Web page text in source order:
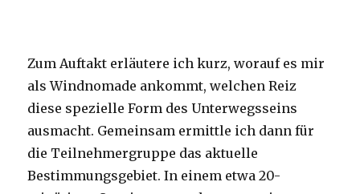
Zum Auftakt erläutere ich kurz, worauf es mir
als Windnomade ankommt, welchen Reiz
diese spezielle Form des Unterwegsseins
ausmacht. Gemeinsam ermittle ich dann für
die Teilnehmergruppe das aktuelle
Bestimmungsgebiet. In einem etwa 20-